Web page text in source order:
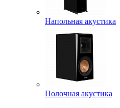
Напольная акустика
Полочная акустика